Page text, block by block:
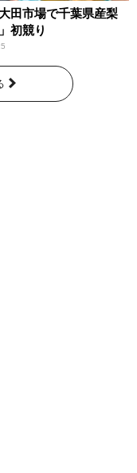
田市場で千葉県産梨
初競り